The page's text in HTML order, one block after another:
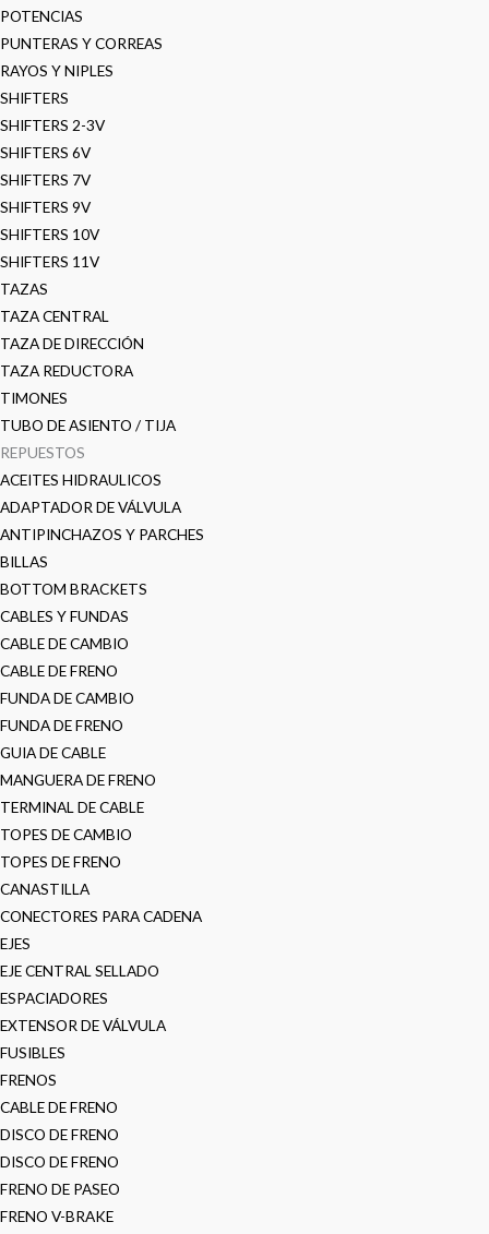
POTENCIAS
PUNTERAS Y CORREAS
RAYOS Y NIPLES
SHIFTERS
SHIFTERS 2-3V
SHIFTERS 6V
SHIFTERS 7V
SHIFTERS 9V
SHIFTERS 10V
SHIFTERS 11V
TAZAS
TAZA CENTRAL
TAZA DE DIRECCIÓN
TAZA REDUCTORA
TIMONES
TUBO DE ASIENTO / TIJA
REPUESTOS
ACEITES HIDRAULICOS
ADAPTADOR DE VÁLVULA
ANTIPINCHAZOS Y PARCHES
BILLAS
BOTTOM BRACKETS
CABLES Y FUNDAS
CABLE DE CAMBIO
CABLE DE FRENO
FUNDA DE CAMBIO
FUNDA DE FRENO
GUIA DE CABLE
MANGUERA DE FRENO
TERMINAL DE CABLE
TOPES DE CAMBIO
TOPES DE FRENO
CANASTILLA
CONECTORES PARA CADENA
EJES
EJE CENTRAL SELLADO
ESPACIADORES
EXTENSOR DE VÁLVULA
FUSIBLES
FRENOS
CABLE DE FRENO
DISCO DE FRENO
DISCO DE FRENO
FRENO DE PASEO
FRENO V-BRAKE